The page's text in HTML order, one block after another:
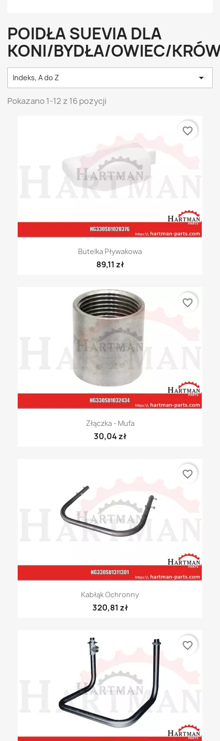
POIDŁA SUEVIA DLA
KONI/BYDŁA/OWIEC/
Indeks, A do Z 
Pokazano 1-12 z 16 pozycji
Butelka Pływakowa
89,11 zł
favorite_border
Złączka - Mufa
30,04 zł
favorite_border
Kabłąk Ochronny
320,81 zł
favorite_border
favorite_border